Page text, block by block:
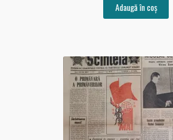
Adaugă în coș